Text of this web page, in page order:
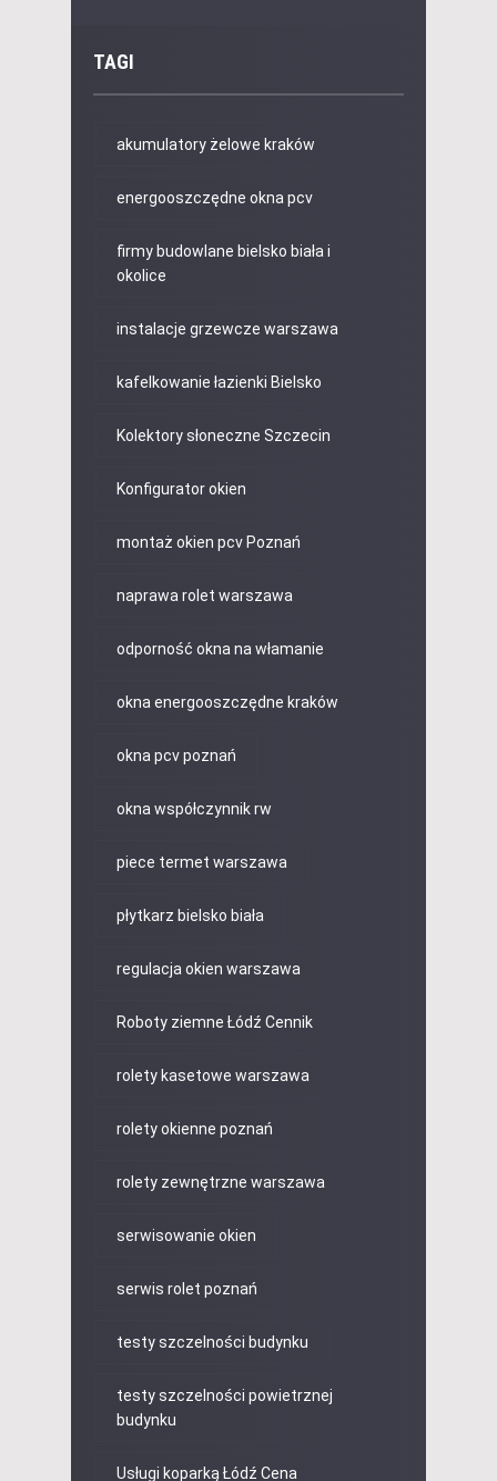
TAGI
akumulatory żelowe kraków
energooszczędne okna pcv
firmy budowlane bielsko biała i
okolice
instalacje grzewcze warszawa
kafelkowanie łazienki Bielsko
Kolektory słoneczne Szczecin
Konfigurator okien
montaż okien pcv Poznań
naprawa rolet warszawa
odporność okna na włamanie
okna energooszczędne kraków
okna pcv poznań
okna współczynnik rw
piece termet warszawa
płytkarz bielsko biała
regulacja okien warszawa
Roboty ziemne Łódź Cennik
rolety kasetowe warszawa
rolety okienne poznań
rolety zewnętrzne warszawa
serwisowanie okien
serwis rolet poznań
testy szczelności budynku
testy szczelności powietrznej
budynku
Usługi koparką Łódź Cena